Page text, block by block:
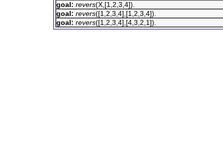
goal: revers(X,[1,2,3,4])
goal: revers([1,2,3,4],[1,2,3,4]).
goal: revers([1,2,3,4],[4,3,2,1]).